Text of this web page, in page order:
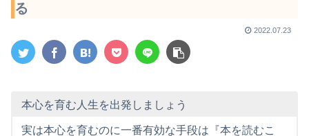
る
2022.07.23
本心を育む人生を出発しましょう
実は本心を育むのに一番有効な手段は『本を読むこ